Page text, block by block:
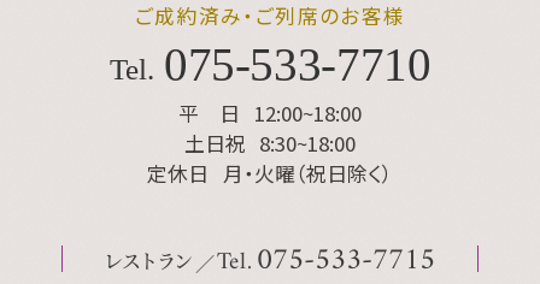
ご成約済み・ご列席のお客様
Tel. 075-533-7710
平 日
12:00~18:00
土日祝 8:30~18:00
定休日
月・火曜（祝日除く）
レストラン Tel. 075-533-7715